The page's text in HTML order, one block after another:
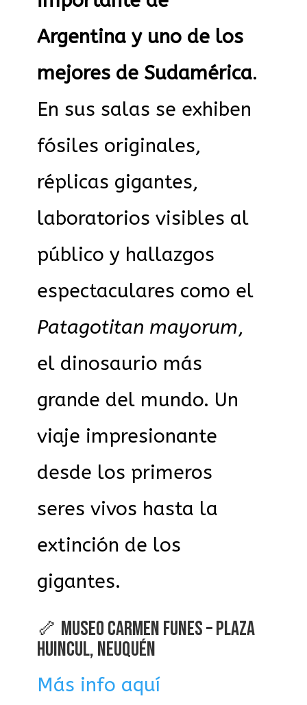
Argentina y uno de los
mejores de Sudamérica.
En sus salas se exhiben
fósiles originales,
réplicas gigantes,
laboratorios visibles al
público y hallazgos
espectaculares como el
Patagotitan mayorum,
el dinosaurio más
grande del mundo. Un
viaje impresionante
desde los primeros
seres vivos hasta la
extinción de los
gigantes.
🦴 MUSEO CARMEN FUNES – PLAZA
HUINCUL, NEUQUÉN
Más info aquí